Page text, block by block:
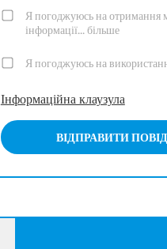
Я погоджуюсь на отримання
інформації...більше
Я погоджуюсь на
Інформаційна клаузула
ВІДПРАВИТИ